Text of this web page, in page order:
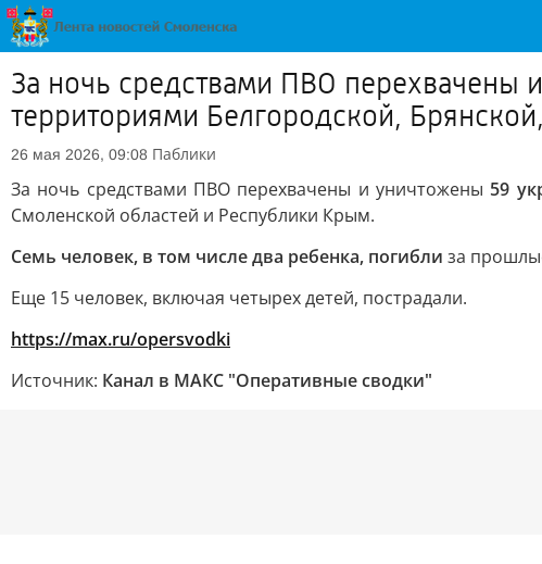
За ночь средствами ПВО перехвачены
территориями Белгородской,
26 мая 2026, 09:08 Паблики
За ночь средствами ПВО перехвачены и уничтожены 59
Смоленской областей и Республики Крым.
Семь человек, в том числе два ребенка, погибли за
Еще 15 человек, включая четырех детей, пострадали.
https://max.ru/opersvodki
Источник: Канал в МАКС "Оперативные сводки"